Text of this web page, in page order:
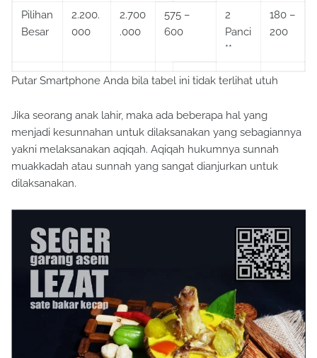
Pilihan
Besar
2.200.
000
2.700
.000
575 –
600
2
Panci
**
180 –
200
Putar Smartphone Anda bila tabel ini tidak terlihat utuh
Jika seorang anak lahir, maka ada beberapa hal yang
menjadi kesunnahan untuk dilaksanakan yang sebagiannya
yakni melaksanakan aqiqah. Aqiqah hukumnya sunnah
muakkadah atau sunnah yang sangat dianjurkan untuk
dilaksanakan.